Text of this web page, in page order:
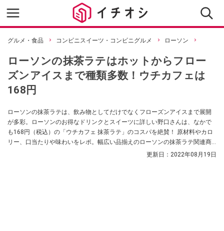
グルメ・食品 コンビニスイーツ・コンビニグルメ ローソン
ローソンの抹茶ラテはホットからフロー
ズンアイスまで種類多数！ウチカフェは
168円
ローソンの抹茶ラテは、飲み物としてだけでなくフローズンアイスまで展開
が多彩。ローソンのお得なドリンクとスイーツに詳しい野口さんは、なかで
も168円（税込）の「ウチカフェ 抹茶ラテ」のコスパを絶賛！ 原材料やカロ
リー、口当たりや味わいをレポ。幅広い品揃えのローソンの抹茶ラテ関連商
更新日： 2022年08月19日